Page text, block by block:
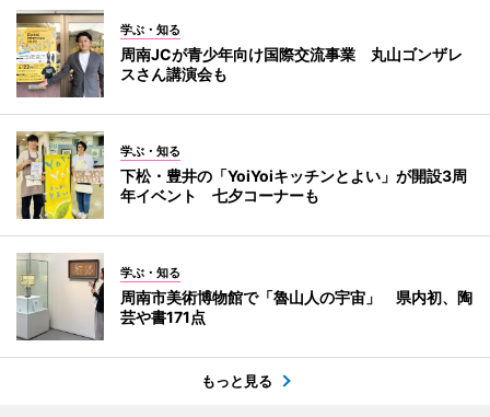
学ぶ・知る
周南JCが青少年向け国際交流事業 丸山ゴンザレ
スさん講演会も
学ぶ・知る
下松・豊井の「YoiYoiキッチンとよい」が開設3周
年イベント 七夕コーナーも
学ぶ・知る
周南市美術博物館で「魯山人の宇宙」 県内初、陶
芸や書171点
もっと見る